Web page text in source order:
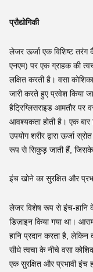
प्रौद्योगिकी
लेजर ऊर्जा एक विशिष्ट तरंग
एनएम) पर एक ग्राहक की
लक्षित करती है। वसा
जारी करते हुए प्रवेश किया
हैट्रिग्लिसराइड आमतौर पर
आवश्यकता होती है। एक बार
उपयोग शरीर द्वारा ऊर्जा
रूप से सिकुड़ जाती हैं, जिसके
इंच खोने का सुरक्षित और
लेजर विशेष रूप से इंच-हानि
डिज़ाइन किया गया था।
हानि प्रदान करता है, लेकिन
सीधे त्वचा के नीचे वसा
एक सुरक्षित और प्रभावी इंच